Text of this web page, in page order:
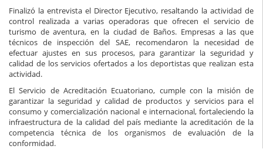
Finalizó la entrevista el Director Ejecutivo, resaltando la actividad de
control realizada a varias operadoras que ofrecen el servicio de
turismo de aventura, en la ciudad de Baños. Empresas a las que
técnicos de inspección del SAE, recomendaron la necesidad de
efectuar ajustes en sus procesos, para garantizar la seguridad y
calidad de los servicios ofertados a los deportistas que realizan esta
actividad.
El Servicio de Acreditación Ecuatoriano, cumple con la misión de
garantizar la seguridad y calidad de productos y servicios para el
consumo y comercialización nacional e internacional, fortaleciendo la
infraestructura de la calidad del país mediante la acreditación de la
competencia técnica de los organismos de evaluación de la
conformidad.